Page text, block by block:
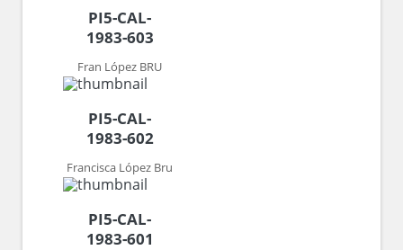
PI5-CAL-
1983-603
Fran López BRU
PI5-CAL-
1983-602
Francisca López Bru
PI5-CAL-
1983-601